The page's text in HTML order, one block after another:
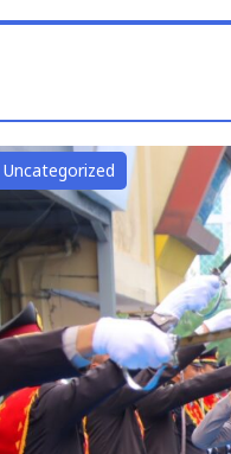
Uncategorized